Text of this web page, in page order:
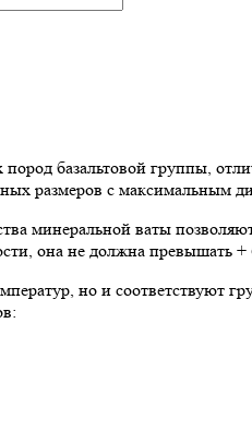
базальтовой группы,
размеров с максимальным
минеральной ваты
она не должна превышать +
но и соответствуют